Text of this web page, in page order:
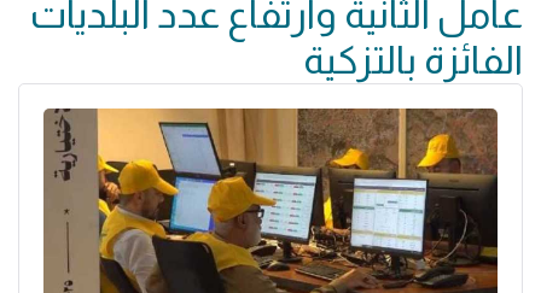
عامل الثانية وارتفاع عدد البلديات
الفائزة بالتزكية